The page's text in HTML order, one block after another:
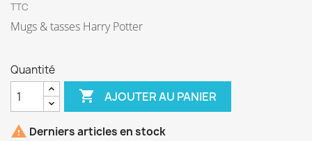
TTC
Mugs & tasses Harry Potter
Quantité
 AJOUTER AU PANIER
 Derniers articles en stock